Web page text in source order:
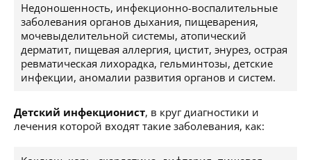
Недоношенность, инфекционно-воспалительные
заболевания органов дыхания, пищеварения,
мочевыделительной системы, атопический
дерматит, пищевая аллергия, цистит, энурез, острая
ревматическая лихорадка, гельминтозы, детские
инфекции, аномалии развития органов и систем.
Детский инфекционист, в круг диагностики и
лечения которой входят такие заболевания, как: